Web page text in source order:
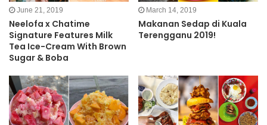
June 21, 2019
Neelofa x Chatime
Signature Features Milk
Tea Ice-Cream With Brown
Sugar & Boba
March 14, 2019
Makanan Sedap di Kuala
Terengganu 2019!